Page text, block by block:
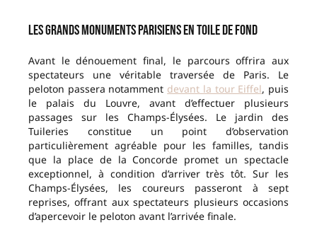
Les grands monuments parisiens en toile de fond
Avant le dénouement final, le parcours offrira aux
spectateurs une véritable traversée de Paris. Le
peloton passera notamment devant la tour Eiffel, puis
le palais du Louvre, avant d’effectuer plusieurs
passages sur les Champs-Élysées. Le jardin des
Tuileries constitue un point d’observation
particulièrement agréable pour les familles, tandis
que la place de la Concorde promet un spectacle
exceptionnel, à condition d’arriver très tôt. Sur les
Champs-Élysées, les coureurs passeront à sept
reprises, offrant aux spectateurs plusieurs occasions
d’apercevoir le peloton avant l’arrivée finale.